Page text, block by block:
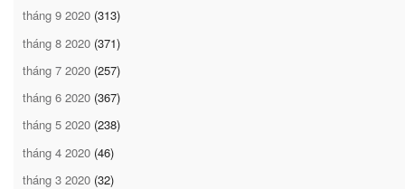
tháng 9 2020 (313)
tháng 8 2020 (371)
tháng 7 2020 (257)
tháng 6 2020 (367)
tháng 5 2020 (238)
tháng 4 2020 (46)
tháng 3 2020 (32)